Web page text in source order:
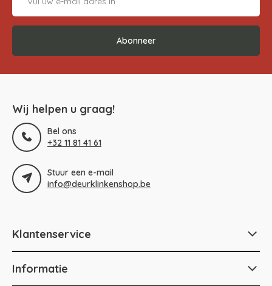
Abonneer
Wij helpen u graag!
Bel ons
+32 11 81 41 61
Stuur een e-mail
info@deurklinkenshop.be
Klantenservice
Informatie